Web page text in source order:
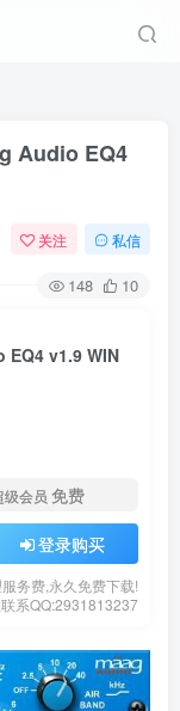
Audio EQ4
关注 私信
148 10
EQ4 v1.9 WIN
级会员 免费
登录购买
务费,永久免费下载!
系QQ:2931813237